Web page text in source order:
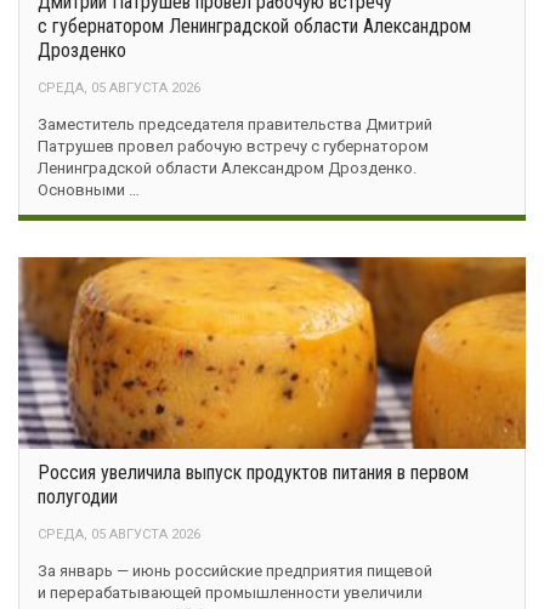
с губернатором Ленинградской области Александром
Дрозденко
СРЕДА, 05 АВГУСТА 2026
Заместитель председателя правительства Дмитрий
Патрушев провел рабочую встречу с губернатором
Ленинградской области Александром Дрозденко.
Основными …
Россия увеличила выпуск продуктов питания в первом
полугодии
СРЕДА, 05 АВГУСТА 2026
За январь — июнь российские предприятия пищевой
и перерабатывающей промышленности увеличили